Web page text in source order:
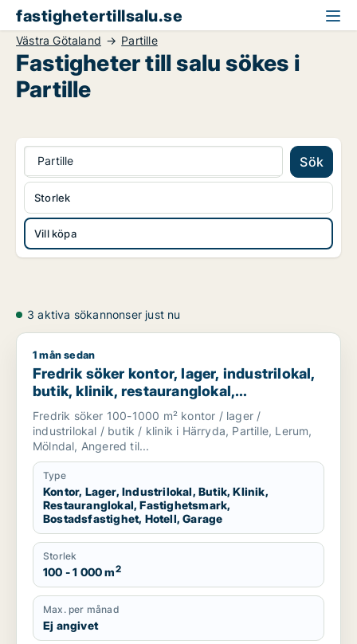
fastighetertillsalu.se
Västra Götaland Partille
Fastigheter till salu sökes i
Partille
Partille Sök
Vill köpa
Storlek
3 aktiva sökannonser just nu
Fredrik söker kontor, lager, industrilokal, butik, klinik,
1 mån sedan
Fredrik söker kontor, lager, industrilokal,
butik, klinik, restauranglokal,
fastighetsmark, bostadsfastighet, hotell
eller garage till salu i Härryda, Partille
eller Lerum m.fl.
Fredrik söker 100-1000 m² kontor / lager /
industrilokal / butik / klinik i Härryda, Partille, Lerum,
Mölndal, Angered til...
Type
Kontor, Lager, Industrilokal, Butik, Klinik,
Restauranglokal, Fastighetsmark,
Bostadsfastighet, Hotell, Garage
Storlek
100 - 1 000 m2
Max. per månad
Ej angivet